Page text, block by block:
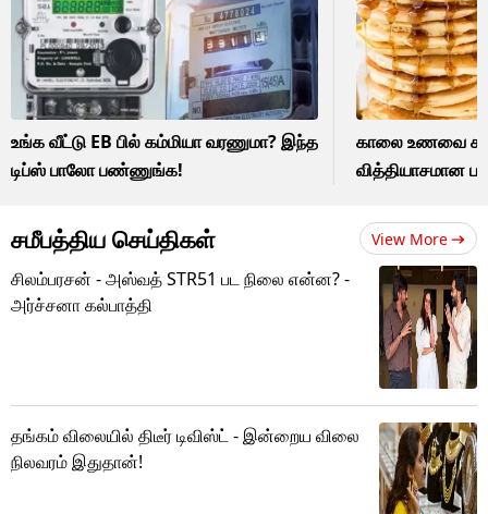
உங்க வீட்டு EB பில் கம்மியா வரணுமா? இந்த
டிப்ஸ் பாலோ பண்ணுங்க!
காலை உணவை
வித்தியாசமான
சமீபத்திய செய்திகள் View More
சிலம்பரசன் - அஸ்வத் STR51 பட நிலை என்ன? -
அர்ச்சனா கல்பாத்தி
தங்கம் விலையில் திடீர் டிவிஸ்ட் - இன்றைய விலை
நிலவரம் இதுதான்!